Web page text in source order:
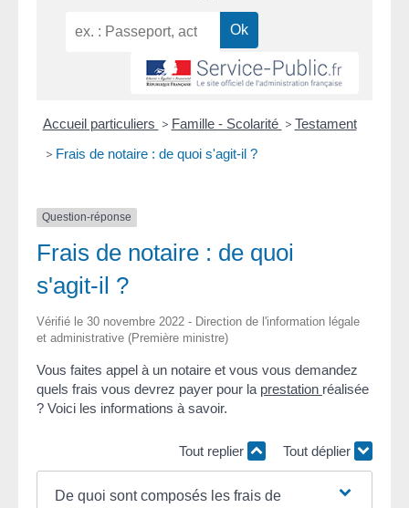
Accueil particuliers > Famille - Scolarité > Testament
> Frais de notaire : de quoi s'agit-il ?
Question-réponse
Frais de notaire : de quoi
s'agit-il ?
Vérifié le 30 novembre 2022 - Direction de l'information légale
et administrative (Première ministre)
Vous faites appel à un notaire et vous vous demandez
quels frais vous devrez payer pour la prestation réalisée
? Voici les informations à savoir.
Tout replier Tout déplier
De quoi sont composés les frais de